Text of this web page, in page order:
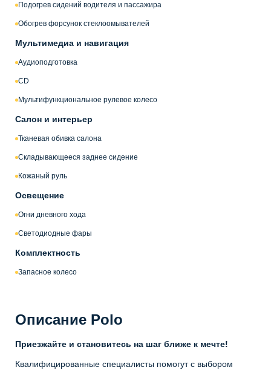
Подогрев сидений водителя и пассажира
Обогрев форсунок стеклоомывателей
Мультимедиа и навигация
Аудиоподготовка
CD
Мультифункциональное рулевое колесо
Салон и интерьер
Тканевая обивка салона
Складывающееся заднее сидение
Кожаный руль
Освещение
Огни дневного хода
Светодиодные фары
Комплектность
Запасное колесо
Описание Polo
Приезжайте и становитесь на шаг ближе к мечте!
Квалифицированные специалисты помогут с выбором